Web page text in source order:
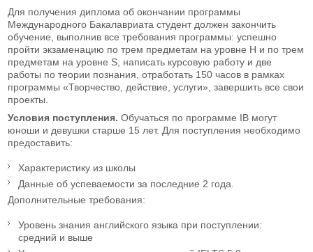
Для получения диплома об окончании программы
Международного Бакалавриата студент должен закончить
обучение, выполнив все требования программы: успешно
пройти экзаменацию по трем предметам на уровне H и по трем
предметам на уровне S, написать курсовую работу и две
работы по теории познания, отработать 150 часов в рамках
программы «Творчество, действие, услуги», завершить все свои
проекты.
Условия поступления. Обучаться по программе IB могут
юноши и девушки старше 15 лет. Для поступления необходимо
предоставить:
Характеристику из школы
Данные об успеваемости за последние 2 года.
Дополнительные требования:
Уровень знания английского языка при поступлении:
средний и выше